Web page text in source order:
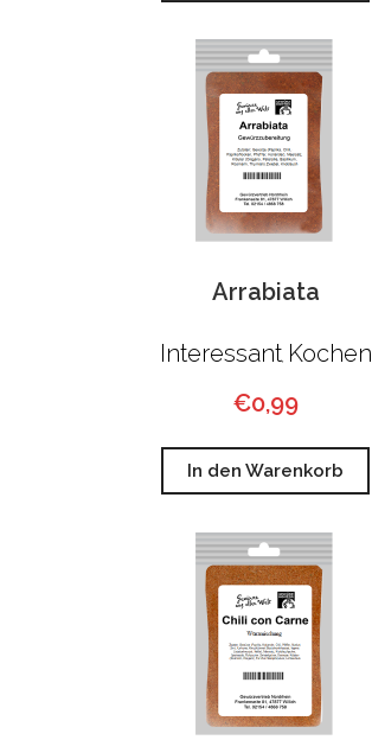
Arrabiata
Interessant, Kochen
€0,99
In den Warenkorb